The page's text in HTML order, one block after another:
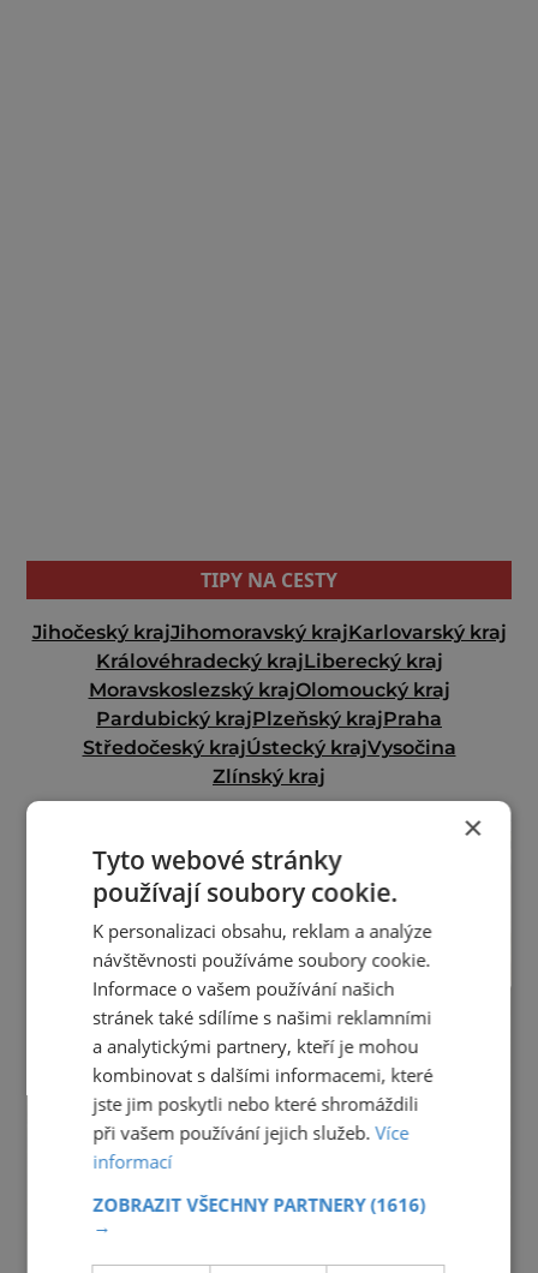
TIPY NA CESTY
Jihočeský krajJihomoravský krajKarlovarský kraj
Královéhradecký krajLiberecký kraj
Moravskoslezský krajOlomoucký kraj
Pardubický krajPlzeňský krajPraha
Středočeský krajÚstecký krajVysočina
Zlínský kraj
×
Tyto webové stránky
používají soubory cookie.
K personalizaci obsahu, reklam a analýze
návštěvnosti používáme soubory cookie.
Informace o vašem používání našich
stránek také sdílíme s našimi reklamními
a analytickými partnery, kteří je mohou
kombinovat s dalšími informacemi, které
jste jim poskytli nebo které shromáždili
při vašem používání jejich služeb.Více
informací
ZOBRAZIT VŠECHNY PARTNERY(1616)
→